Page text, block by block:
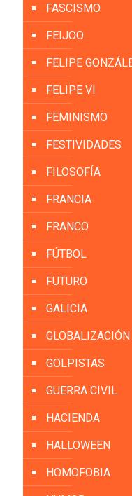
FASCISMO
FEIJOO
FELIPE
FELIPE VI
FEMINISMO
FESTIVIDADES
FILOSOFÍA
FRANCIA
FRANCO
FÚTBOL
FUTURO
GALICIA
GLOBALIZACIÓN
GOLPISTAS
GUERRA CIVIL
HACIENDA
HALLOWEEN
HOMOFOBIA